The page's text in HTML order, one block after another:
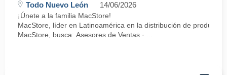
Todo Nuevo León 14/06/2026
¡Únete a la familia MacStore!
MacStore, líder en Latinoamérica en la distribución de
MacStore, busca: Asesores de Ventas · ...